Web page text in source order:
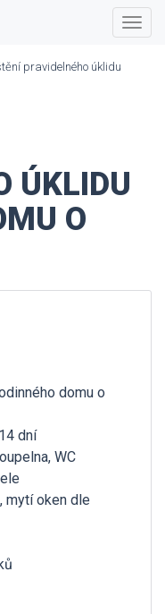
pravidelného úklidu
ÚKLIDU
O
domu o
dní
WC
mytí oken dle